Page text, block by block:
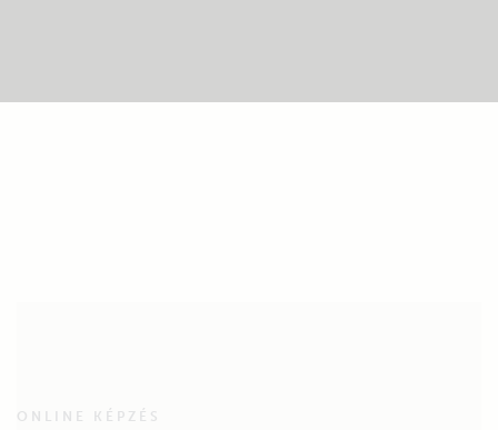
ONLINE KÉPZÉS